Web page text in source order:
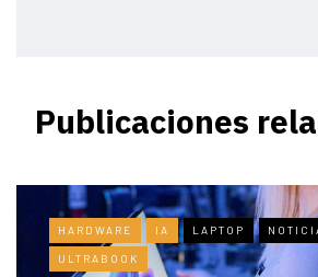
Publicaciones
HARDWARE IA LAPTOP
ULTRABOOK